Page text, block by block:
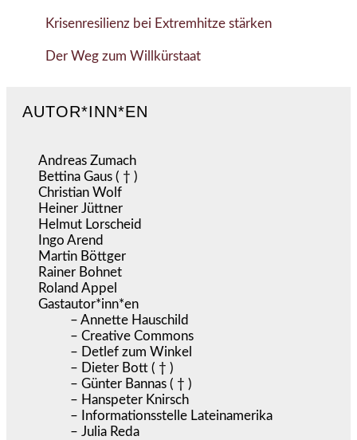
Krisenresilienz bei Extremhitze stärken
Der Weg zum Willkürstaat
AUTOR*INN*EN
Andreas Zumach
Bettina Gaus ( † )
Christian Wolf
Heiner Jüttner
Helmut Lorscheid
Ingo Arend
Martin Böttger
Rainer Bohnet
Roland Appel
Gastautor*inn*en
– Annette Hauschild
– Creative Commons
– Detlef zum Winkel
– Dieter Bott ( † )
– Günter Bannas ( † )
– Hanspeter Knirsch
– Informationsstelle Lateinamerika
– Julia Reda